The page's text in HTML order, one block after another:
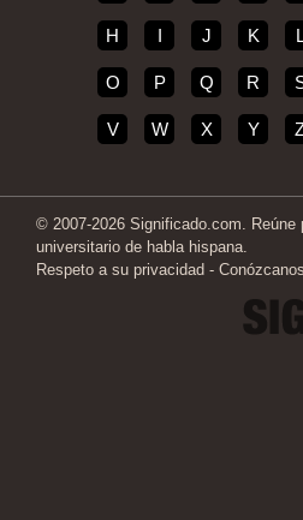
H I J K
O P Q R
V W X Y
© 2007-2026 Significado.com. Reúne
universitario de habla hispana.
Respeto a su privacidad - Conózcanos